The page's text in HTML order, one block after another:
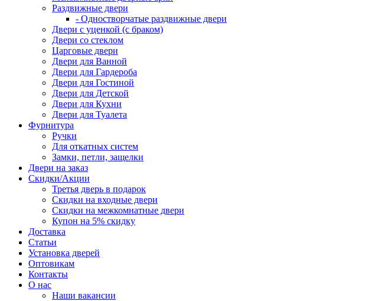
Раздвижные двери
- Одностворчатые раздвижные двери
Двери с уценкой (с браком)
Двери со стеклом
Царговые двери
Двери для Ванной
Двери для Гардероба
Двери для Гостиной
Двери для Детской
Двери для Кухни
Двери для Туалета
Фурнитура
Ручки
Для откатных систем
Замки, петли, защелки
Двери на заказ
Скидки/Акции
Третья дверь в подарок
Скидки на входные двери
Скидки на межкомнатные двери
Купон на 5% скидку
Доставка
Статьи
Установка дверей
Оптовикам
Контакты
О нас
Наши вакансии